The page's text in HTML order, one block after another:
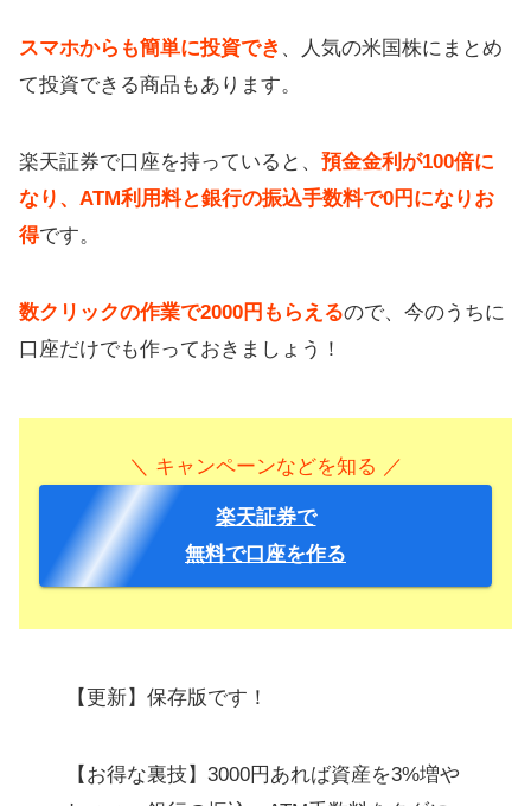
スマホからも簡単に投資でき 、人気の米国株にまとめ
て投資できる商品もあります。
楽天証券で口座を持っていると、 預金金利が100倍に
なり、ATM利用料と銀行の振込手数料で0円になりお
得です。
数クリックの作業で2000円もらえるので、今のうちに
口座だけでも作っておきましょう！
＼ キャンペーンなどを知る ／
楽天証券で
無料で口座を作る
【更新】保存版です！
【お得な裏技】3000円あれば資産を3%増や